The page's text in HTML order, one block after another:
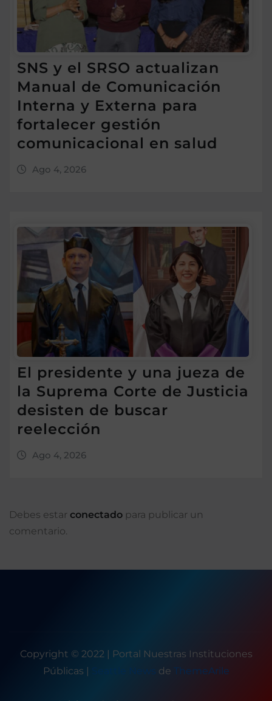
SNS y el SRSO actualizan
Manual de Comunicación
Interna y Externa para
fortalecer gestión
comunicacional en salud
Ago 4, 2026
El presidente y una jueza de
la Suprema Corte de Justicia
desisten de buscar
reelección
Ago 4, 2026
Debes estar conectado para publicar un
comentario.
Copyright © 2022 | Portal Nuestras Instituciones
Públicas | Seattle News de ThemeArile